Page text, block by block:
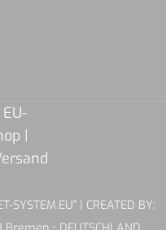
| CREATED BY: